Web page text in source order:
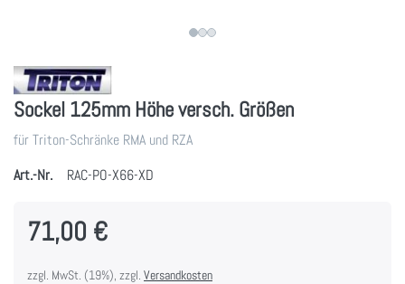
Sockel 125mm Höhe versch. Größen
für Triton-Schränke RMA und RZA
Art.-Nr.
RAC-PO-X66-XD
71,00 €
zzgl. MwSt. (19%), zzgl. Versandkosten